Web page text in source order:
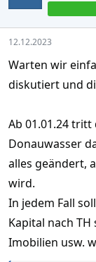
12.12.2023
Warten wir
diskutiert und
Ab 01.01.24 tritt
Donauwasser
alles geändert,
wird.
In jedem Fall
Kapital nach
Imobilien usw.